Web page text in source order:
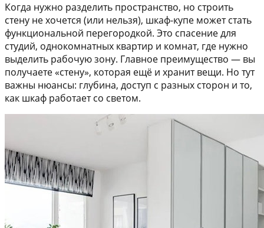
Когда нужно разделить пространство, но строить
стену не хочется (или нельзя), шкаф-купе может стать
функциональной перегородкой. Это спасение для
студий, однокомнатных квартир и комнат, где нужно
выделить рабочую зону. Главное преимущество — вы
получаете «стену», которая ещё и хранит вещи. Но тут
важны нюансы: глубина, доступ с разных сторон и то,
как шкаф работает со светом.